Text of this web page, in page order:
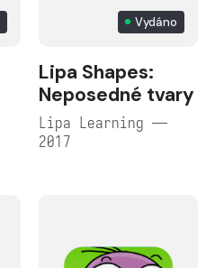
Vydáno
Lipa Shapes:
Neposedné tvary
Lipa Learning —
2017